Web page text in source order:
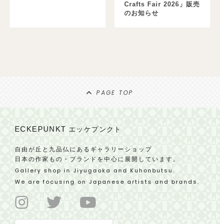
Crafts Fair 2026」販売
のお知らせ
PAGE TOP
ECKEPUNKTエッケプンクト
自由が丘と九品仏にあるギャラリーショップ
日本の作家もの・ブランドを中心に展開しています。
Gallery shop in Jiyugaoka and Kuhonbutsu.
We are focusing on Japanese artists and brands.